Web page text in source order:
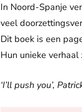
In Noord-Spanje
veel
Dit boek is een
Hun unieke
‘I’ll push you’,